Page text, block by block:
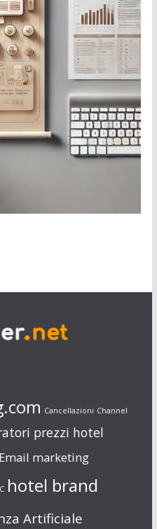
Cancellazioni Channel
prezzi hotel
Email marketing
hotel brand
Artificiale